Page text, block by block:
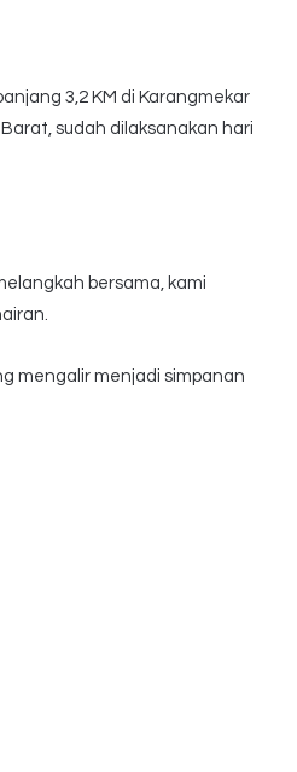
3,2 KM di Karangmekar
sudah dilaksanakan hari
bersama, kami
mengalir menjadi simpanan